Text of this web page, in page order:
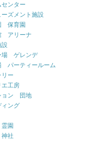
ンター
ーズメント施設
保育園
アリーナ
設
場 ゲレンデ
パーティールーム
リー
エ工房
ョン 団地
ィング
園
社